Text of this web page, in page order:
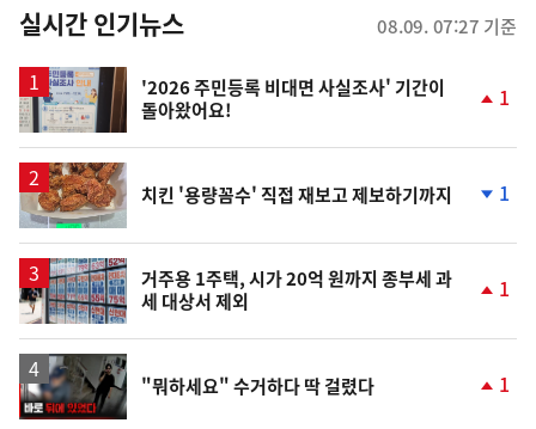
뉴
스
실시간 인기뉴스 08.09. 07:27 기준
'2026 주민등록 비대면 사실조사' 기간이
돌아왔어요!
상
1
치킨 '용량꼼수' 직접 재보고 제보하기까지
하
1
거주용 1주택, 시가 20억 원까지 종부세 과
세 대상서 제외
상
1
영
상
"뭐하세요" 수거하다 딱 걸렸다 1